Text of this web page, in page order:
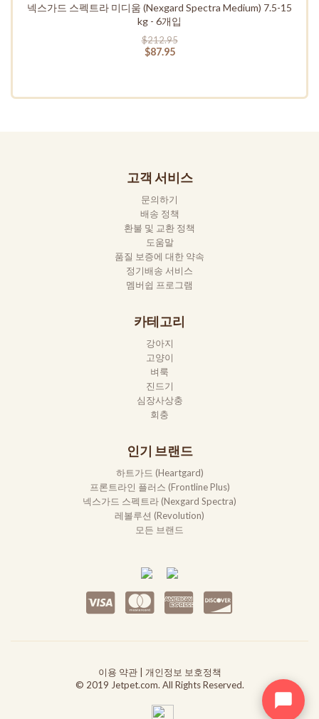
넥스가드 스펙트라 미디움 (Nexgard Spectra Medium) 7.5-15
kg - 6개입
$212.95
$87.95
고객 서비스
문의하기
배송 정책
환불 및 교환 정책
도움말
품질 보증에 대한 약속
정기배송 서비스
멤버쉽 프로그램
카테고리
강아지
고양이
벼룩
진드기
심장사상충
회충
인기 브랜드
하트가드 (Heartgard)
프론트라인 플러스 (Frontline Plus)
넥스가드 스펙트라 (Nexgard Spectra)
레볼루션 (Revolution)
모든 브랜드
이용 약관| 개인정보 보호정책
© 2019 Jetpet.com. All Rights Reserved.